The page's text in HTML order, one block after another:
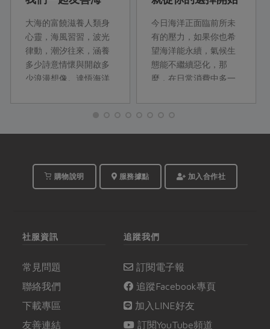
大海的富饒滋養人類身
心靈，海風習習，波光
律動，潮汐往來，涵養
多少詩意情懷與開啟多
少浪漫想像。達悟海洋
過︰「我願是那片海洋
的魚鱗」對海洋的深情
與敬畏不言而喻。萬物
有未來。
今日海洋正面臨前所未
有的壓力，如果你也希
望海洋能永續，氣候生
態能不繼續惡化，那
麼，在日常消費中多一
盡一份力量。
購物說明 服務據點 加入合作社
社服資訊
常見問題
聯絡我們
下載專區
友善連結
追蹤我們
訂閱電子報
追蹤Facebook專頁
加入LINE好友
訂閱YouTube頻道